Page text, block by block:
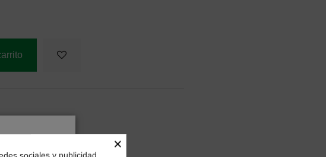
×
sociales y publicidad.